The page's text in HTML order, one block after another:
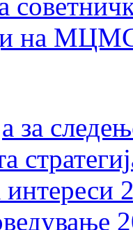
на МЦМС
за
интереси